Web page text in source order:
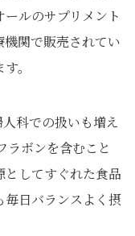
ルのサプリメント
関で販売されてい
。
科での扱いも増え
ラボンを含むこと
してすぐれた食品
日バランスよく摂